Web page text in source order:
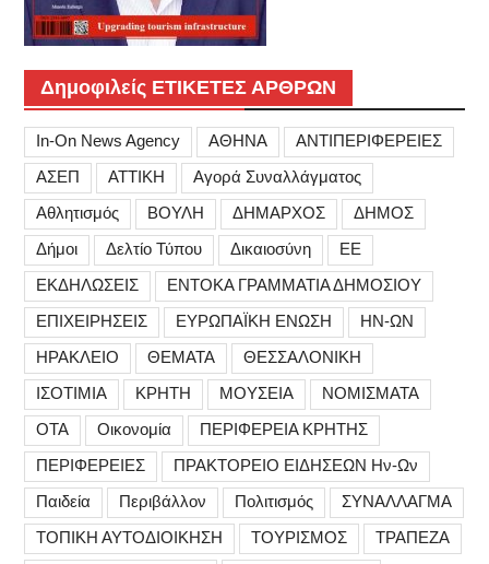
Δημοφιλείς ΕΤΙΚΕΤΕΣ ΑΡΘΡΩΝ
In-On News Agency ΑΘΗΝΑ
ΑΝΤΙΠΕΡΙΦΕΡΕΙΕΣ
ΑΣΕΠ
ΑΤΤΙΚΗ
Αγορά Συναλλάγματος
Αθλητισμός
ΒΟΥΛΗ ΔΗΜΑΡΧΟΣ
ΔΗΜΟΣ
Δήμοι
Δελτίο Τύπου Δικαιοσύνη
ΕΕ
ΕΚΔΗΛΩΣΕΙΣ
ΕΝΤΟΚΑ ΓΡΑΜΜΑΤΙΑ ΔΗΜΟΣΙΟΥ
ΕΠΙΧΕΙΡΗΣΕΙΣ
ΕΥΡΩΠΑΪΚΗ ΕΝΩΣΗ
ΗΝ-ΩΝ
ΗΡΑΚΛΕΙΟ
ΘΕΜΑΤΑ
ΘΕΣΣΑΛΟΝΙΚΗ
ΙΣΟΤΙΜΙΑ
ΚΡΗΤΗ ΜΟΥΣΕΙΑ
ΝΟΜΙΣΜΑΤΑ
ΟΤΑ
Οικονομία
ΠΕΡΙΦΕΡΕΙΑ ΚΡΗΤΗΣ
ΠΕΡΙΦΕΡΕΙΕΣ
ΠΡΑΚΤΟΡΕΙΟ ΕΙΔΗΣΕΩΝ Ην-Ων
Παιδεία
Περιβάλλον Πολιτισμός
ΣΥΝΑΛΛΑΓΜΑ
ΤΟΠΙΚΗ ΑΥΤΟΔΙΟΙΚΗΣΗ
ΤΟΥΡΙΣΜΟΣ
ΤΡΑΠΕΖΑ